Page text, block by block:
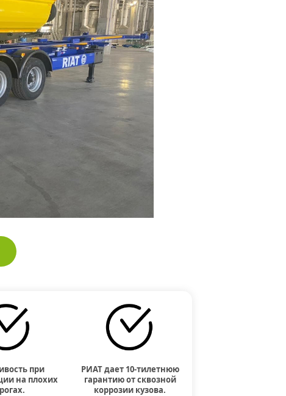
при
на плохих
РИАТ дает 10-тилетнюю
гарантию от сквозной
коррозии кузова.